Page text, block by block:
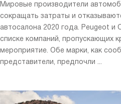
Мировые производители
сокращать затраты и
автосалона 2020 года. Peugeot и
списке компаний, пропускающих
мероприятие. Обе марки, как
представители, предпочли ...